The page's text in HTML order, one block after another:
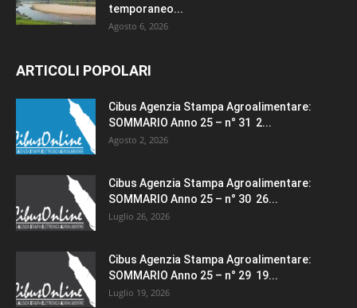
temporaneo...
Agosto 6, 2026
ARTICOLI POPOLARI
Cibus Agenzia Stampa Agroalimentare:
SOMMARIO Anno 25 – n° 31 2...
Agosto 2, 2026
Cibus Agenzia Stampa Agroalimentare:
SOMMARIO Anno 25 – n° 30 26...
Luglio 26, 2026
Cibus Agenzia Stampa Agroalimentare:
SOMMARIO Anno 25 – n° 29 19...
Luglio 19, 2026